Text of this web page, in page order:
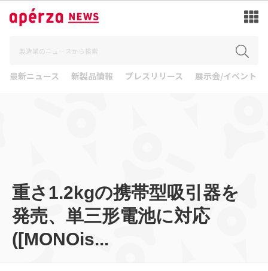
最新ニュース 新製品情報 プレスリリース 展示会/イベント
重さ1.2kgの携帯型吸引器を
発売、単三形電池に対応
([MONOis...